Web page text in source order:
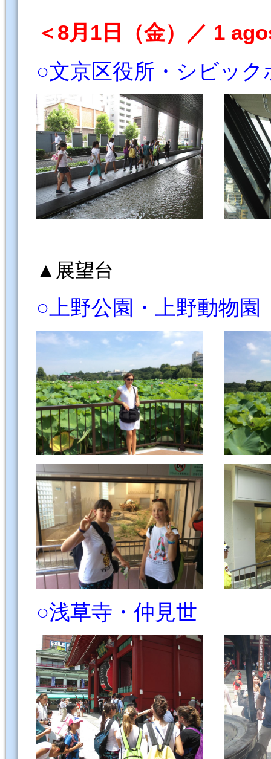
＜8月1日（金）／ 1
○文京区役所・シビック
▲展望台
○上野公園・上野動物園
○浅草寺・仲見世